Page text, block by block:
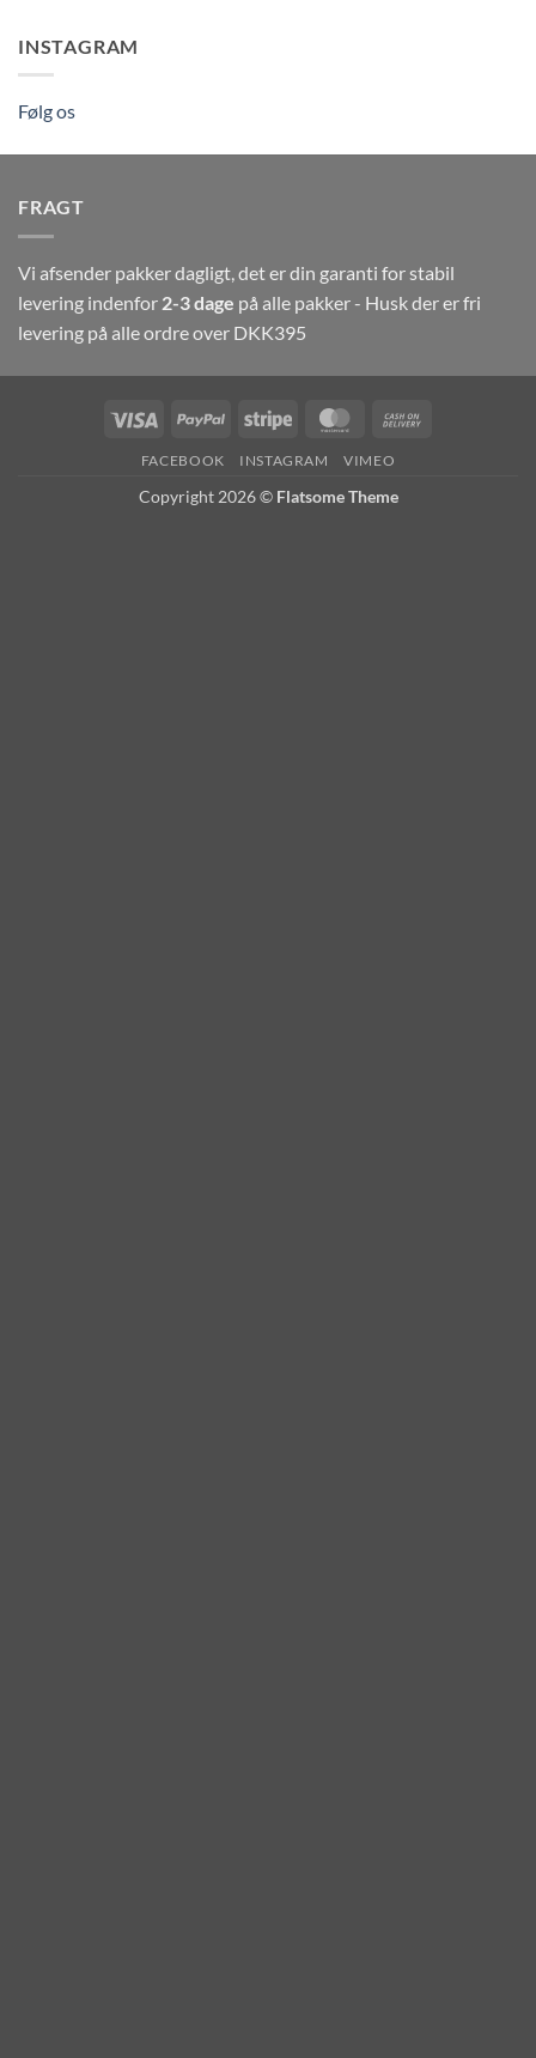
INSTAGRAM
Følg os
FRAGT
Vi afsender pakker dagligt, det er din garanti for stabil
levering indenfor 2-3 dage på alle pakker - Husk der er fri
levering på alle ordre over DKK395
Visa PayPal Stripe MasterCard
FACEBOOK INSTAGRAM VIMEO
Copyright 2026 © Flatsome Theme